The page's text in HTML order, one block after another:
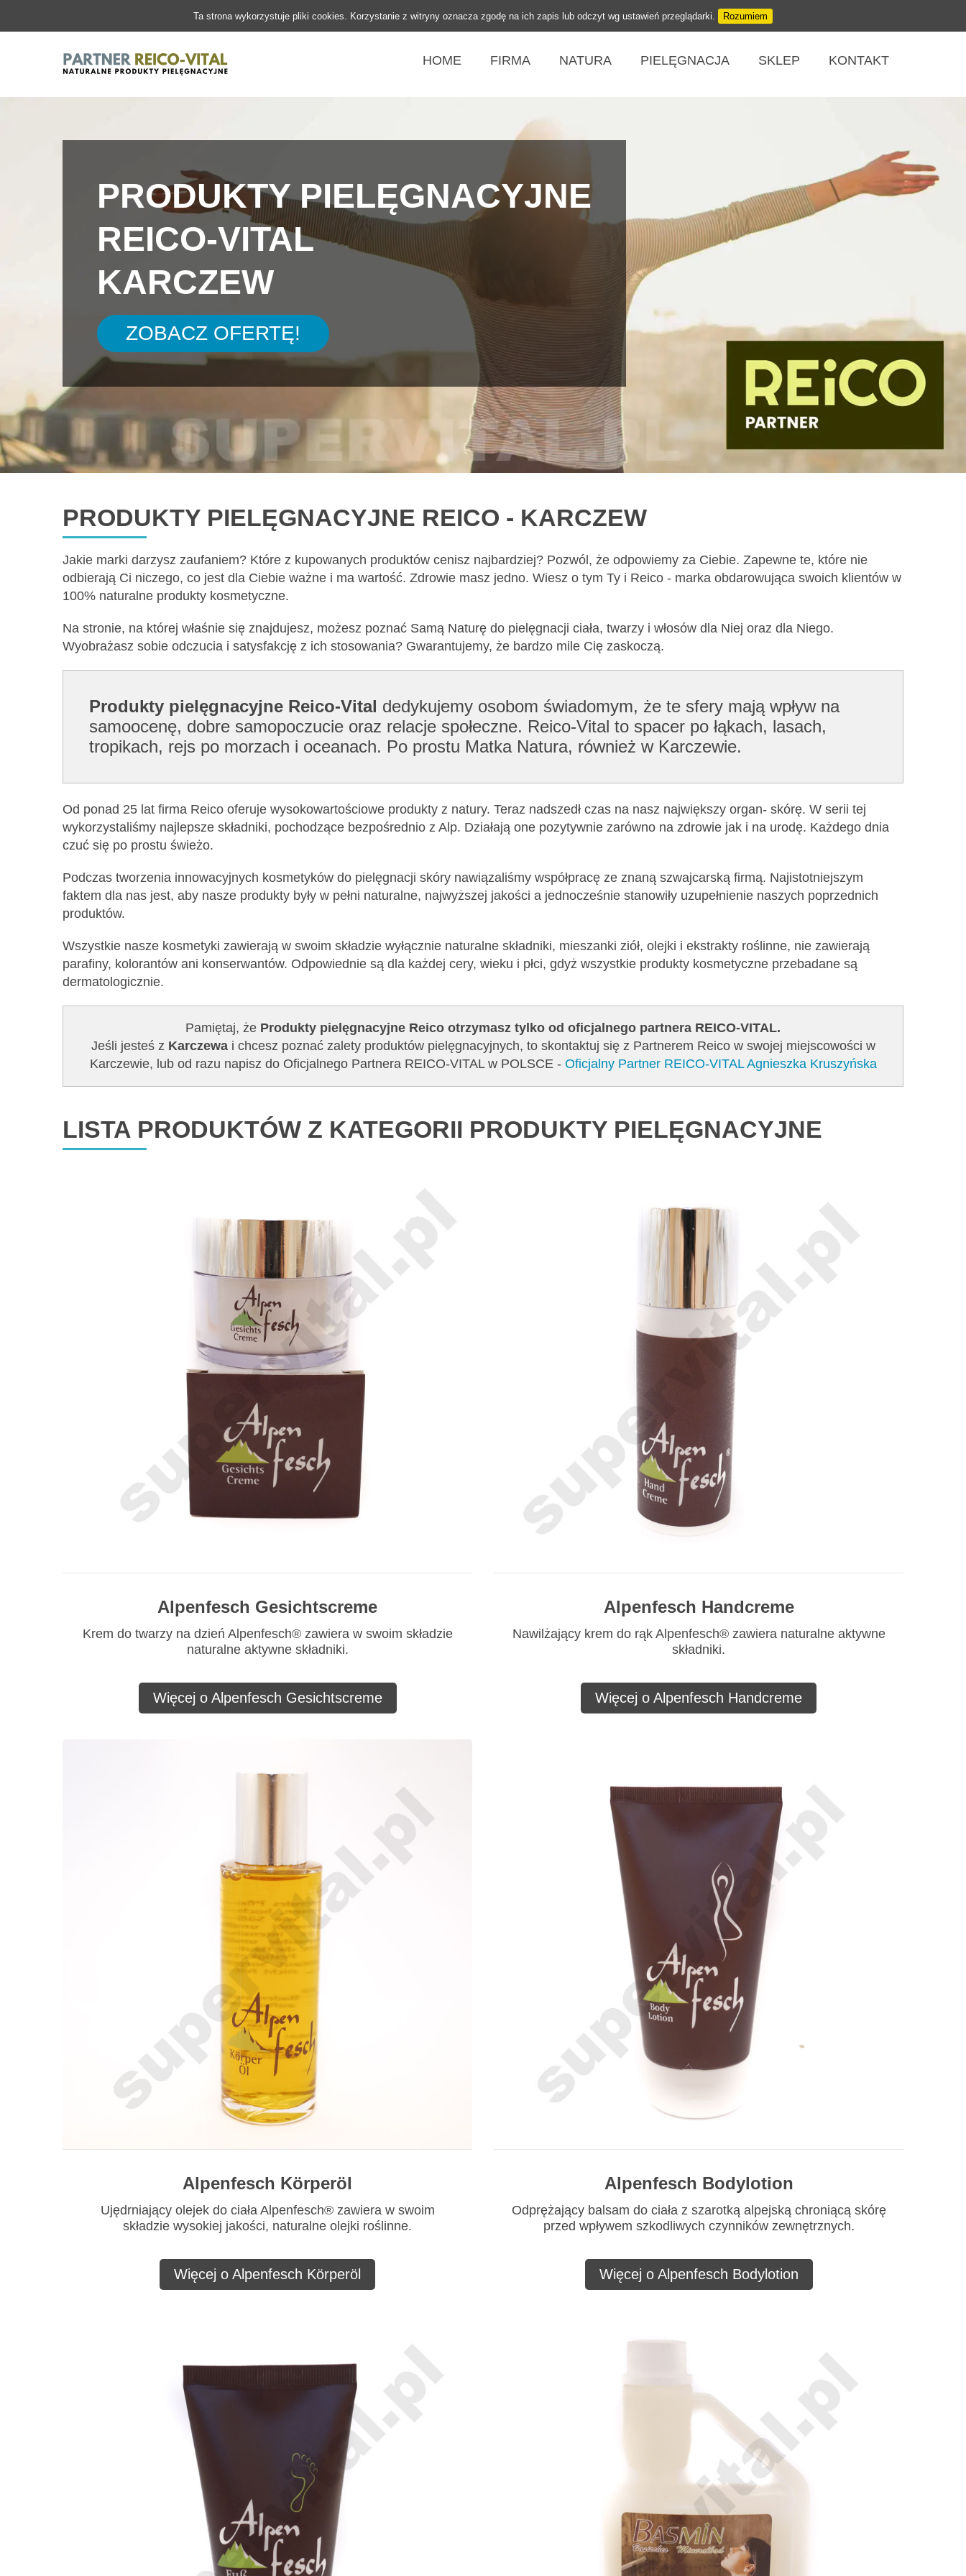
Ta strona wykorzystuje pliki cookies. Korzystanie z witryny oznacza zgodę na ich zapis lub odczyt wg ustawień przeglądarki. Rozumiem
HOME FIRMA NATURA PIELĘGNACJA SKLEP KONTAKT
PRODUKTY PIELĘGNACYJNE
REICO-VITAL
KARCZEW
ZOBACZ OFERTĘ!
PRODUKTY PIELĘGNACYJNE REICO - KARCZEW
Jakie marki darzysz zaufaniem? Które z kupowanych produktów cenisz najbardziej? Pozwól, że odpowiemy za Ciebie. Zapewne te, które nie
odbierają Ci niczego, co jest dla Ciebie ważne i ma wartość. Zdrowie masz jedno. Wiesz o tym Ty i Reico - marka obdarowująca swoich klientów w
100% naturalne produkty kosmetyczne.
Na stronie, na której właśnie się znajdujesz, możesz poznać Samą Naturę do pielęgnacji ciała, twarzy i włosów dla Niej oraz dla Niego.
Wyobrażasz sobie odczucia i satysfakcję z ich stosowania? Gwarantujemy, że bardzo mile Cię zaskoczą.
Produkty pielęgnacyjne Reico-Vital dedykujemy osobom świadomym, że te sfery mają wpływ na
samoocenę, dobre samopoczucie oraz relacje społeczne. Reico-Vital to spacer po łąkach, lasach,
tropikach, rejs po morzach i oceanach. Po prostu Matka Natura, również w Karczewie.
Od ponad 25 lat firma Reico oferuje wysokowartościowe produkty z natury. Teraz nadszedł czas na nasz największy organ- skórę. W serii tej
wykorzystaliśmy najlepsze składniki, pochodzące bezpośrednio z Alp. Działają one pozytywnie zarówno na zdrowie jak i na urodę. Każdego dnia
czuć się po prostu świeżo.
Podczas tworzenia innowacyjnych kosmetyków do pielęgnacji skóry nawiązaliśmy współpracę ze znaną szwajcarską firmą. Najistotniejszym
faktem dla nas jest, aby nasze produkty były w pełni naturalne, najwyższej jakości a jednocześnie stanowiły uzupełnienie naszych poprzednich
produktów.
Wszystkie nasze kosmetyki zawierają w swoim składzie wyłącznie naturalne składniki, mieszanki ziół, olejki i ekstrakty roślinne, nie zawierają
parafiny, kolorantów ani konserwantów. Odpowiednie są dla każdej cery, wieku i płci, gdyż wszystkie produkty kosmetyczne przebadane są
dermatologicznie.
Pamiętaj, że Produkty pielęgnacyjne Reico otrzymasz tylko od oficjalnego partnera REICO-VITAL.
Jeśli jesteś z Karczewai chcesz poznać zalety produktów pielęgnacyjnych, to skontaktuj się z Partnerem Reico w swojej miejscowości w
Karczewie, lub od razu napisz do Oficjalnego Partnera REICO-VITAL w POLSCE - Oficjalny Partner REICO-VITAL Agnieszka Kruszyńska
LISTA PRODUKTÓW Z KATEGORII PRODUKTY PIELĘGNACYJNE
Alpenfesch Gesichtscreme
Krem do twarzy na dzień Alpenfesch® zawiera w swoim składzie
naturalne aktywne składniki.
Więcej o Alpenfesch Gesichtscreme
Alpenfesch Handcreme
Nawilżający krem do rąk Alpenfesch® zawiera naturalne aktywne
składniki.
Więcej o Alpenfesch Handcreme
Alpenfesch Körperöl
Ujędrniający olejek do ciała Alpenfesch® zawiera w swoim
składzie wysokiej jakości, naturalne olejki roślinne.
Więcej o Alpenfesch Körperöl
Alpenfesch Bodylotion
Odprężający balsam do ciała z szarotką alpejską chroniącą skórę
przed wpływem szkodliwych czynników zewnętrznych.
Więcej o Alpenfesch Bodylotion